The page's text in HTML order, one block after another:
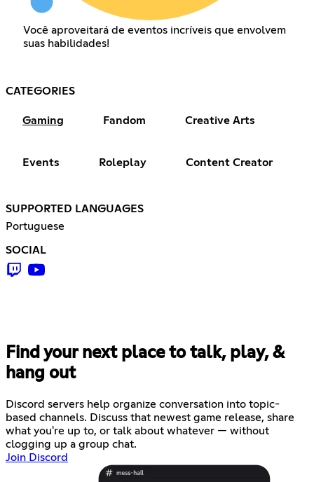
Você aproveitará de eventos incríveis que envolvem
suas habilidades!
CATEGORIES
Gaming Fandom Creative Arts
Events Roleplay Content Creator
SUPPORTED LANGUAGES
Portuguese
SOCIAL
Find your next place to talk, play, &
hang out
Discord servers help organize conversation into topic-
based channels. Discuss that newest game release, share
what you're up to, or talk about whatever — without
clogging up a group chat.
Join Discord